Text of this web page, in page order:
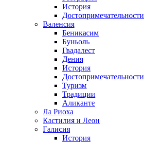
История
Достопримечательности
Валенсия
Беникасим
Буньоль
Гвадалест
Дения
История
Достопримечательности
Туризм
Традиции
Аликанте
Ла Риоха
Кастилия и Леон
Галисия
История